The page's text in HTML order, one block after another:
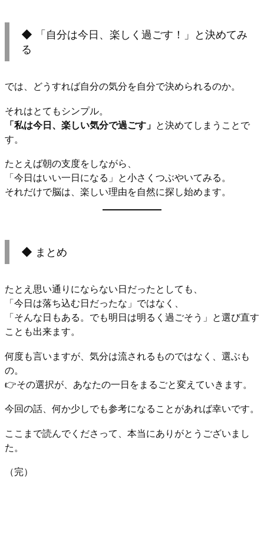
◆ 「自分は今日、楽しく過ごす！」と決めてみ
る
では、どうすれば自分の気分を自分で決められるのか。
それはとてもシンプル。
「私は今日、楽しい気分で過ごす」 と決めてしまうことで
す。
たとえば朝の支度をしながら、
「今日はいい一日になる」と小さくつぶやいてみる。
それだけで脳は、楽しい理由を自然に探し始めます。
◆ まとめ
たとえ思い通りにならない日だったとしても、
「今日は落ち込む日だったな」ではなく、
「そんな日もある。でも明日は明るく過ごそう」と選び直す
ことも出来ます。
何度も言いますが、気分は流されるものではなく、選ぶも
の。
👉その選択が、あなたの一日をまるごと変えていきます。
今回の話、何か少しでも参考になることがあれば幸いです。
ここまで読んでくださって、本当にありがとうございまし
た。
（完）